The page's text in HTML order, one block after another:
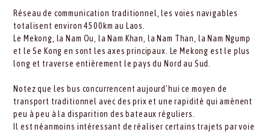
Réseau de communication traditionnel, les voies navigables
totalisent environ 4500km au Laos.
Le Mekong, la Nam Ou, la Nam Khan, la Nam Than, la Nam Ngump
et le Se Kong en sont les axes principaux. Le Mekong est le plus
long et traverse entièrement le pays du Nord au Sud.
Notez que les bus concurrencent aujourd’hui ce moyen de
transport traditionnel avec des prix et une rapidité qui amènent
peu à peu à la disparition des bateaux réguliers.
Il est néanmoins intéressant de réaliser certains trajets par voie